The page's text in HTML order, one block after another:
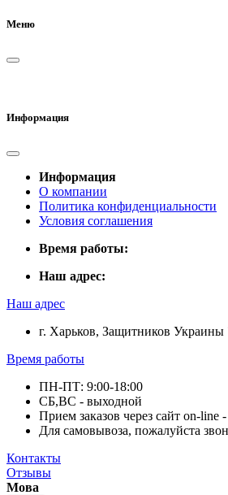
Меню
Информация
Информация
О компании
Политика конфиденциальности
Условия соглашения
Время работы:
Наш адрес:
Наш адрес
г. Харьков, Защитников Украины
Время работы
ПН-ПТ: 9:00-18:00
СБ,ВС - выходной
Прием заказов через сайт on-line
Для самовывоза, пожалуйста
Контакты
Отзывы
Мова